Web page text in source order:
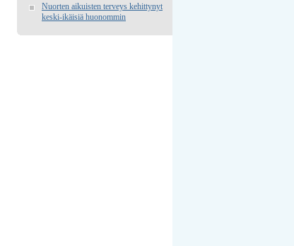
Nuorten aikuisten terveys kehittynyt
keski-ikäisiä huonommin